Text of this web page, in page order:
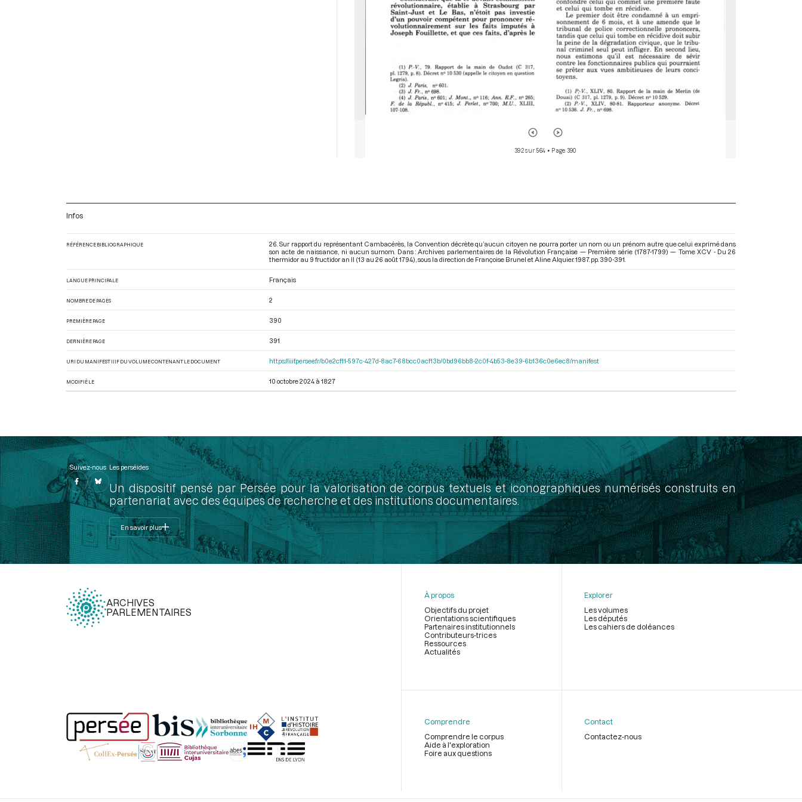
392 sur 564 • Page 390
Infos
RÉFÉRENCE BIBLIOGRAPHIQUE
26. Sur rapport du représentant Cambacérès, la Convention décrète qu’aucun citoyen ne pourra porter un nom ou un prénom autre que celui exprimé dans
son acte de naissance, ni aucun surnom. Dans : Archives parlementaires de la Révolution Française — Première série (1787-1799) — Tome XCV - Du 26
thermidor au 9 fructidor an II (13 au 26 août 1794) , sous la direction de Françoise Brunel et Aline Alquier. 1987. pp. 390-391.
LANGUE PRINCIPALE Français
NOMBRE DE PAGES 2
PREMIÈRE PAGE 390
DERNIÈRE PAGE 391
URI DU MANIFEST IIIF DU VOLUME CONTENANT LE DOCUMENT https://iiif.persee.fr/b0e2cf11-597c-427d-8ac7-68bcc0acf13b/0bd96bb8-2c0f-4b53-8e39-6b136c0e6ec8/manifest
MODIFIÉ LE 10 octobre 2024 à 18:27
Suivez-nous Les perséides
Un dispositif pensé par Persée pour la valorisation de corpus textuels et iconographiques numérisés construits en
partenariat avec des équipes de recherche et des institutions documentaires.
En savoir plus
ARCHIVES
PARLEMENTAIRES
page
À propos
Objectifs du projet
Orientations scientifiques
Partenaires institutionnels
Contributeurs-trices
Ressources
Actualités
Explorer
Les volumes
Les députés
Les cahiers de doléances
Comprendre
Comprendre le corpus
Aide à l'exploration
Foire aux questions
Contact
Contactez-nous
Légal